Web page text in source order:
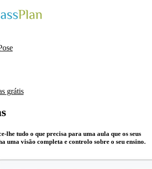
grátis
lhe tudo o que precisa para uma aula que os seus
uma visão completa e controlo sobre o seu ensino.